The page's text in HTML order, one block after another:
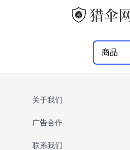
商品
关于我们
广告合作
联系我们